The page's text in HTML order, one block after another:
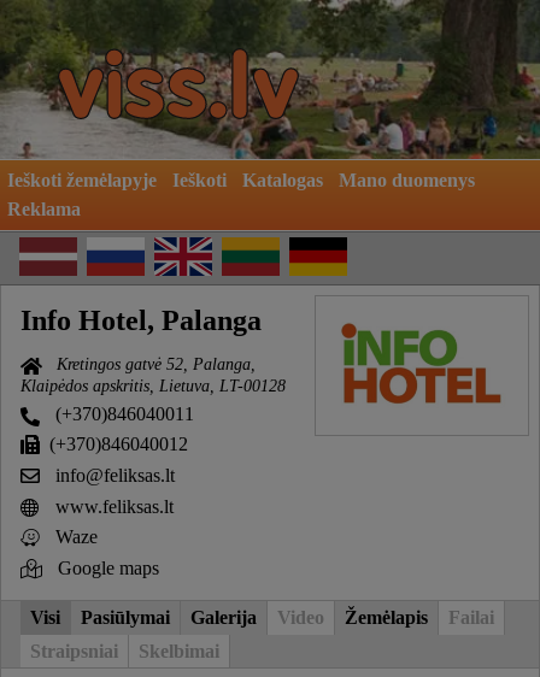
Ieškoti žemėlapyje Ieškoti Katalogas
Mano duomenys
Reklama
Info Hotel, Palanga
Kretingos gatvė 52, Palanga,
Klaipėdos apskritis, Lietuva, LT-00128
(+370)846040011
(+370)846040012
info@feliksas.lt
www.feliksas.lt
Waze
Google maps
Visi Pasiūlymai Galerija Video Žemėlapis
Failai
Straipsniai
Skelbimai